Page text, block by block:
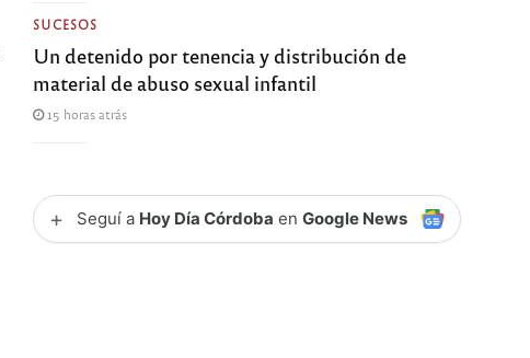
SUCESOS
Un detenido por tenencia y distribución de
material de abuso sexual infantil
15 horas atrás
+ Seguí a Hoy Día Córdoba enGoogle News